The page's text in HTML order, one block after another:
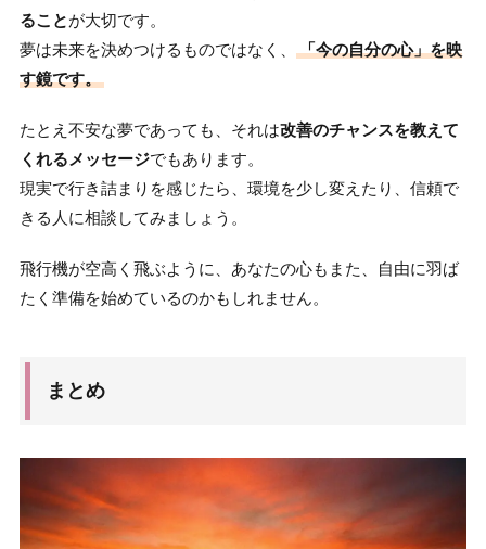
ることが大切です。
夢は未来を決めつけるものではなく、
「今の自分の心」を映
す鏡です。
たとえ不安な夢であっても、それは改善のチャンスを教えて
くれるメッセージでもあります。
現実で行き詰まりを感じたら、環境を少し変えたり、信頼で
きる人に相談してみましょう。
飛行機が空高く飛ぶように、あなたの心もまた、自由に羽ば
たく準備を始めているのかもしれません。
まとめ